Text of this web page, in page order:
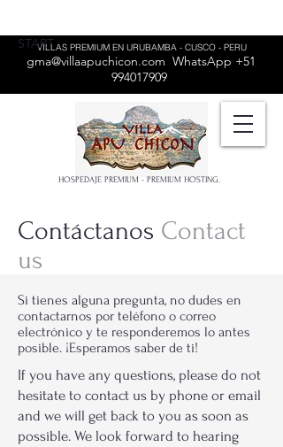
VILLAS PREMIUM EN URUBAMBA - CUSCO - PERU
gma@villaapuchicon.com WhatsApp +51
994017909
START
HOSPEDAJE PREMIUM - PREMIUM HOSTING.
Contáctanos Contact
us
Si tienes alguna pregunta, no dudes en
contactarnos por teléfono o correo
electrónico y te responderemos lo antes
posible. ¡Esperamos saber de ti!
If you have any questions, please do not
hesitate to contact us by phone or email
and we will get back to you as soon as
possible. We look forward to hearing